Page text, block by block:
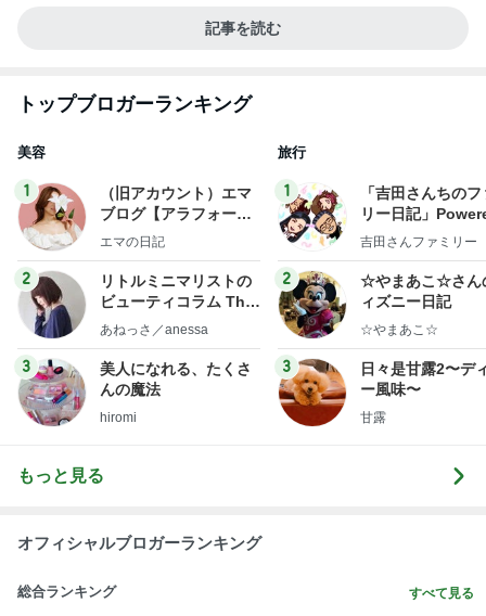
記事を読む
トップブロガーランキング
美容
1
（旧アカウント）エマ
ブログ【アラフォー会
社売却セカンドライ
エマの日記
2
リトルミニマリストの
ビューティコラム The
little minimalist's bea
uty colum
あねっさ／anessa
3
美人になれる、たくさ
んの魔法
hiromi
旅行
1
「吉田さんちの
リー日記」
y Ameba 吉田さ
ミリーオフィシャ
ログ
吉田さんファミリー
2
☆やまあこ☆さん
ィズニー日記
☆やまあこ☆
3
日々是甘露2〜デ
ー風味〜
甘露
もっと見る
オフィシャルブロガーランキング
総合ランキング すべて見る